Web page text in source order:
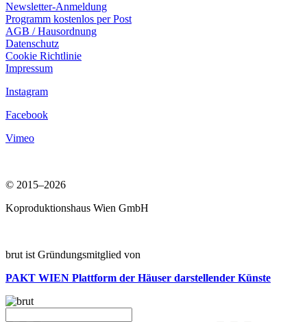
Newsletter-Anmeldung
Programm kostenlos per Post
AGB / Hausordnung
Datenschutz
Cookie Richtlinie
Impressum
Instagram
Facebook
Vimeo
© 2015–2026
Koproduktionshaus Wien GmbH
brut ist Gründungsmitglied von
PAKT WIEN Plattform der Häuser darstellender Künste